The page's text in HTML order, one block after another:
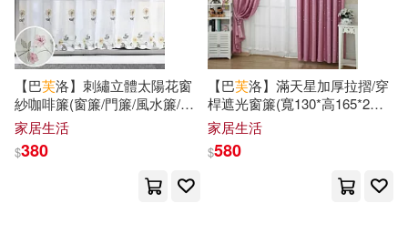
海倫．凱勒(24) 薩芙(24)
韓國C3出版公社(24)
PRESTIGE DIGITAL BOOK SERIE
上海中國航海博物館(23)
北京師範大學出版社(170)
青文(170) 禾馬(164)
【巴芙洛】刺繡立體太陽花窗
紗咖啡簾(窗簾/門簾/風水簾/短
門簾)太陽花
家居生活
$380
【巴芙洛】滿天星加厚拉摺/穿
桿遮光窗簾(寬130*高165*2片)
粉色
家居生活
$580